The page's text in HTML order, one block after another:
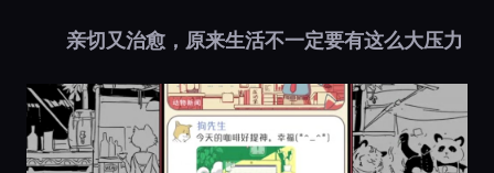
亲切又治愈，原来生活不一定要有这么大压力